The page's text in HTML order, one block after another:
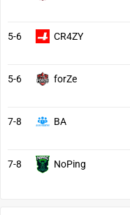
5-6 CR4ZY
5-6 forZe
7-8 BA
7-8 NoPing